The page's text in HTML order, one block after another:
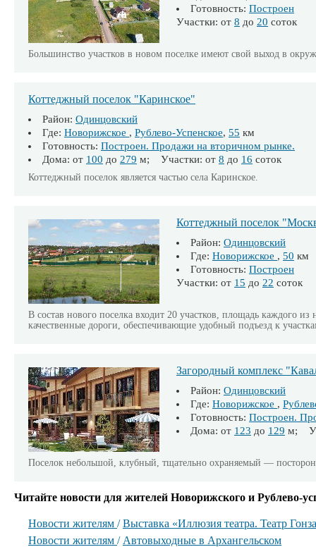
Готовность: Построен
Участки: от 8 до 20 соток
Большинство участков в новом поселке имеют свой выход в
Коттеджный поселок "Каринское"
Район: Одинцовский
Где: Новорижское , Рублево-Успенское, 55 км
Готовность: Построен. Продажи на вторичном рынке.
Дома: от 100 до 279 м; Участки: от 8 до 16 соток
Коттеджный поселок является частью села Каринское.
Коттеджный поселок
Район: Одинцовский
Где: Новорижское , 50 км
Готовность: Построен
Участки: от 15 до 22 соток
В состав нового поселка входит 20 участков, площадь каждого
качественные дороги, обеспечивающие удобный подъезд к
Загородный комплекс
Район: Одинцовский
Где: Новорижское ,
Готовность: Построен.
Дома: от 123 до 129 м;
Поселок небольшой, клубный, тщательно охраняемый —
Читайте новости для жителей Новорижского и Рублево-
Новости жителям /Выставка «Иллюзия театра. Театр
Новости жителям / Автовыходные в Архангельском